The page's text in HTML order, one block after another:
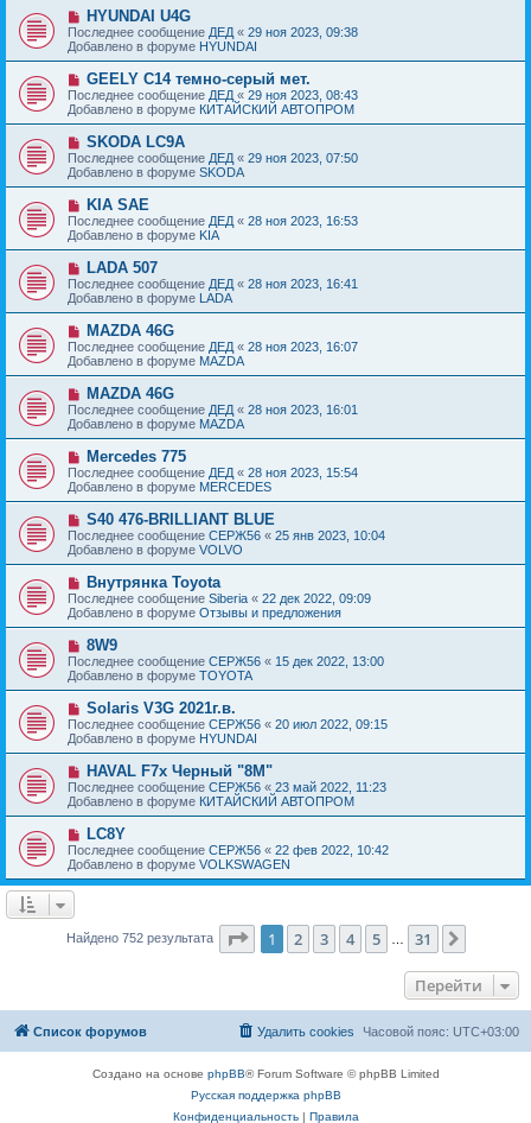
ещ
е
н
и
е
е
с
о
о
б
щ
е
н
и
е
Н
о
в
о
с
о
о
б
щ
е
н
и
е
HYUNDAI U4G
Последнее сообщение ДЕД « 29 ноя 2023, 09:38
Добавлено в форуме HYUNDAI
Н
о
в
о
е
с
о
о
б
щ
е
н
и
е
GEELY C14 темно-серый мет.
Последнее сообщение ДЕД « 29 ноя 2023, 08:43
Добавлено в форуме КИТАЙСКИЙ АВТОПРОМ
Н
о
в
о
е
с
о
о
б
е
н
и
е
SKODA LC9A
Последнее сообщение ДЕД « 29 ноя 2023, 07:50
Добавлено в форуме SKODA
Н
о
в
о
е
с
о
о
б
щ
е
н
и
е
KIA SAE
Последнее сообщение ДЕД « 28 ноя 2023, 16:53
Добавлено в форуме KIA
Н
о
в
о
е
с
о
о
б
щ
е
н
и
е
LADA 507
Последнее сообщение ДЕД « 28 ноя 2023, 16:41
Добавлено в форуме LADA
Н
о
в
о
е
с
о
о
б
щ
е
н
и
е
MAZDA 46G
Последнее сообщение ДЕД « 28 ноя 2023, 16:07
Добавлено в форуме MAZDA
Н
о
в
о
е
с
о
о
б
щ
е
н
и
е
MAZDA 46G
Последнее сообщение ДЕД « 28 ноя 2023, 16:01
Добавлено в форуме MAZDA
Н
о
в
о
е
с
о
о
б
щ
е
н
и
е
Mercedes 775
Последнее сообщение ДЕД « 28 ноя 2023, 15:54
Добавлено в форуме MERCEDES
Н
о
в
о
е
с
о
о
б
щ
е
н
и
е
S40 476-BRILLIANT BLUE
Последнее сообщение СЕРЖ56 « 25 янв 2023, 10:04
Добавлено в форуме VOLVO
Н
о
в
о
е
с
о
о
б
щ
е
н
и
е
Внутрянка Toyota
Последнее сообщение Siberia « 22 дек 2022, 09:09
Добавлено в форуме Отзывы и предложения
Н
о
в
о
е
с
о
о
б
щ
е
н
и
е
8W9
Последнее сообщение СЕРЖ56 « 15 дек 2022, 13:00
Добавлено в форуме TOYOTA
Н
о
в
о
е
с
о
о
б
е
н
и
е
Solaris V3G 2021г.в.
Последнее сообщение СЕРЖ56 « 20 июл 2022, 09:15
Добавлено в форуме HYUNDAI
Н
о
в
о
е
с
о
о
б
и
HAVAL F7x Черный "8M"
Последнее сообщение СЕРЖ56 « 23 май 2022, 11:23
Добавлено в форуме КИТАЙСКИЙ АВТОПРОМ
Н
о
в
о
е
о
б
LC8Y
Последнее сообщение СЕРЖ56 « 22 фев 2022, 10:42
Добавлено в форуме VOLKSWAGEN
Найдено 752 результата Страница из 31
1 2 3 4 5 31
Перейти
Список форумов Часовой пояс: UTC+03:00
Удалить cookies
Создано на основе phpBB® Forum Software © phpBB Limited
Русская поддержка phpBB
Конфиденциальность| Правила